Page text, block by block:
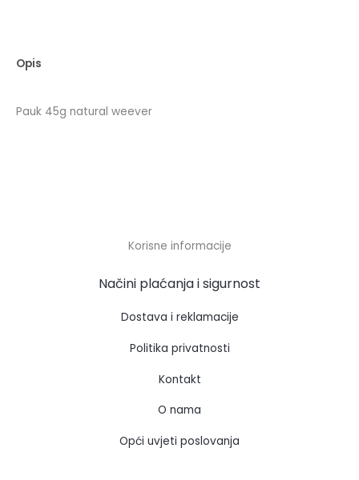
Opis
Pauk 45g natural weever
Korisne informacije
Načini plaćanja i sigurnost
Dostava i reklamacije
Politika privatnosti
Kontakt
O nama
Opći uvjeti poslovanja